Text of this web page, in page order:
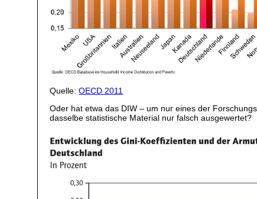
Quelle:OECD 2011
Oder hat etwa das DIW – um nur eines der
dasselbe statistische Material nur falsch ausgewertet?